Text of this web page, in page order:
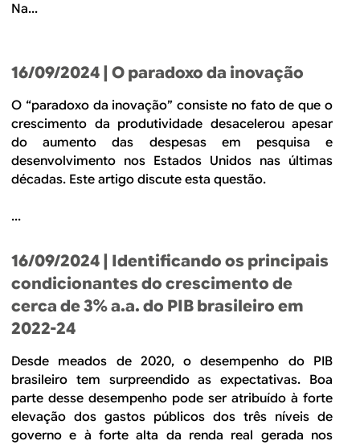
Na...
16/09/2024 | O paradoxo da inovação
O “paradoxo da inovação” consiste no fato de que o
crescimento da produtividade desacelerou apesar
do aumento das despesas em pesquisa e
desenvolvimento nos Estados Unidos nas últimas
décadas. Este artigo discute esta questão.
...
16/09/2024 | Identificando os principais
condicionantes do crescimento de
cerca de 3% a.a. do PIB brasileiro em
2022-24
Desde meados de 2020, o desempenho do PIB
brasileiro tem surpreendido as expectativas. Boa
parte desse desempenho pode ser atribuído à forte
elevação dos gastos públicos dos três níveis de
governo e à forte alta da renda real gerada nos